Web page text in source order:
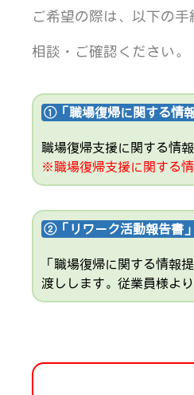
ご希望の際は、以下の
相談・ご確認ください。
①「職場復帰に関する情
職場復帰支援に関する情
※職場復帰支援に関する
②「リワーク活動報告書
「職場復帰に関する情報
渡しします。従業員様よ